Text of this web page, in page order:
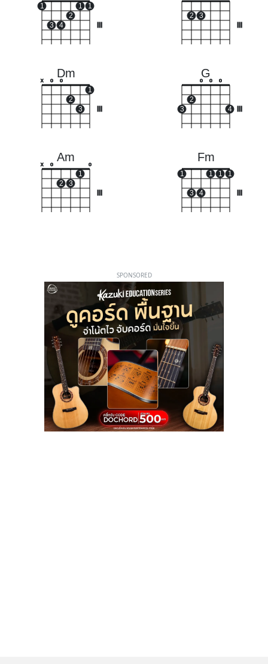
1
3 4
2
1 1
2 3
Dm
x o o
2
3
1
G
3
2
o o o
4
Am
x o
2 3
1
o
Fm
1
3 4
1 1 1
SPONSORED